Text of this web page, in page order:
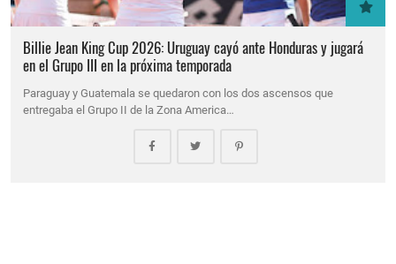
Billie Jean King Cup 2026: Uruguay cayó ante Honduras y jugará
en el Grupo III en la próxima temporada
Paraguay y Guatemala se quedaron con los dos ascensos que
entregaba el Grupo II de la Zona America…